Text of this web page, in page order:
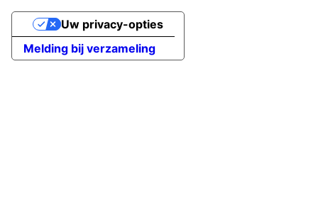
Melding bij verzameling
Uw privacy-opties